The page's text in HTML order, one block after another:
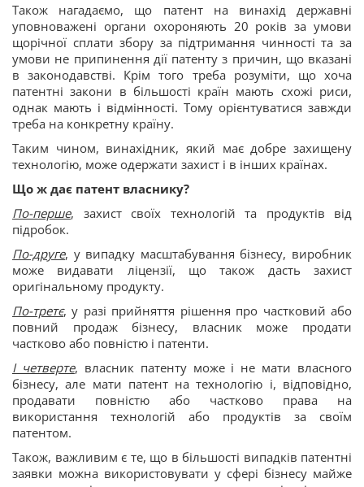
Також нагадаємо, що патент на винахід державні
уповноважені органи охороняють 20 років за умови
щорічної сплати збору за підтримання чинності та за
умови не припинення дії патенту з причин, що вказані
в законодавстві. Крім того треба розуміти, що хоча
патентні закони в більшості країн мають схожі риси,
однак мають і відмінності. Тому орієнтуватися завжди
треба на конкретну країну.
Таким чином, винахідник, який має добре захищену
технологію, може одержати захист і в інших країнах.
Що ж дає патент власнику?
По-перше, захист своїх технологій та продуктів від
підробок.
По-друге, у випадку масштабування бізнесу, виробник
може видавати ліцензії, що також дасть захист
оригінальному продукту.
По-третє, у разі прийняття рішення про частковий або
повний продаж бізнесу, власник може продати
частково або повністю і патенти.
І четверте, власник патенту може і не мати власного
бізнесу, але мати патент на технологію і, відповідно,
продавати повністю або частково права на
використання технологій або продуктів за своїм
патентом.
Також, важливим є те, що в більшості випадків патентні
заявки можна використовувати у сфері бізнесу майже